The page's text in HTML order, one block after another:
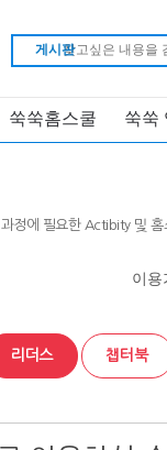
게시판
쑥쑥홈스쿨 쑥쑥
정에 필요한 Actibity 및 홈
이용
리더스 챕터북